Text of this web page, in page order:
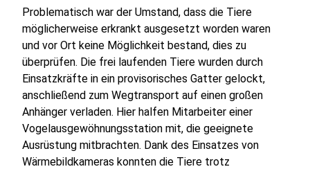
Problematisch war der Umstand, dass die Tiere
möglicherweise erkrankt ausgesetzt worden waren
und vor Ort keine Möglichkeit bestand, dies zu
überprüfen. Die frei laufenden Tiere wurden durch
Einsatzkräfte in ein provisorisches Gatter gelockt,
anschließend zum Wegtransport auf einen großen
Anhänger verladen. Hier halfen Mitarbeiter einer
Vogelausgewöhnungsstation mit, die geeignete
Ausrüstung mitbrachten. Dank des Einsatzes von
Wärmebildkameras konnten die Tiere trotz